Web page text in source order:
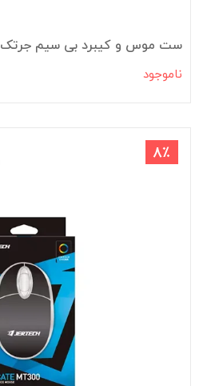
ست موس و کیبرد بی سیم جرتک Jertech KM300
ناموجود
8٪